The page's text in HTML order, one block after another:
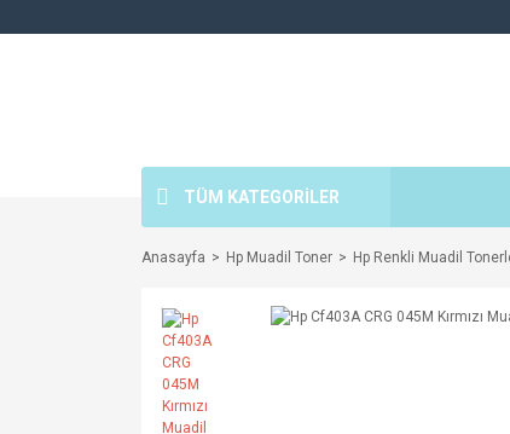
TÜM KATEGORİLER
Anasayfa Hp Muadil Toner Hp Renkli Muadil